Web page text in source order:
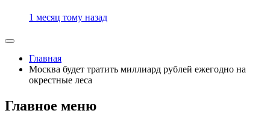
1 месяц тому назад
Главная
Москва будет тратить миллиард рублей ежегодно на
окрестные леса
Главное меню